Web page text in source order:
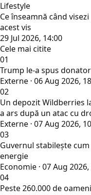
Lifestyle
Ce înseamnă când
acest vis
29 Jul 2026, 14:00
Cele mai citite
01
Trump le-a spus
Externe · 06 Aug 2026,
02
Un depozit Wildberries
a ars după un atac cu
Externe · 07 Aug 2026,
03
Guvernul stabilește
energie
Economie · 07 Aug
04
Peste 260.000 de